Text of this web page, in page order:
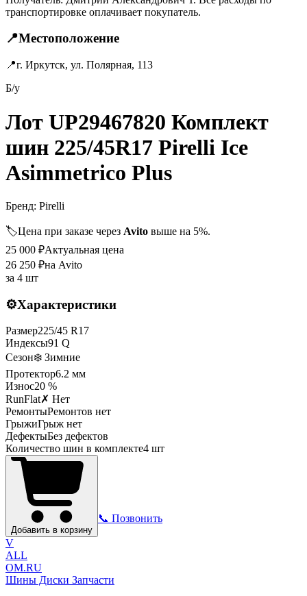
транспортировке оплачивает покупатель.
📍Местоположение
📍г. Иркутск, ул. Полярная, 113
Б/у
Лот UP29467820 Комплект
шин 225/45R17 Pirelli Ice
Asimmetrico Plus
Бренд: Pirelli
🏷️Цена при заказе через Avito выше на 5%.
25 000 ₽Актуальная цена
26 250 ₽на Avito
за 4 шт
⚙️Характеристики
Размер225/45 R17
Индексы91 Q
Сезон❄️ Зимние
Протектор6.2 мм
Износ20 %
RunFlat✗ Нет
РемонтыРемонтов нет
ГрыжиГрыж нет
ДефектыБез дефектов
Количество шин в комплекте4 шт
Добавить в корзину
📞 Позвонить
V
ALL
OM.RU
Шины Диски Запчасти